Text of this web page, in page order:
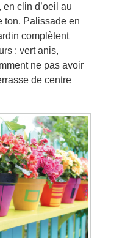
clin d’oeil au
ton. Palissade en
complètent
: vert anis,
ne pas avoir
de centre